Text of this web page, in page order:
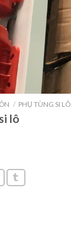
/ PHỤ TÙNG SI LÔ
lô